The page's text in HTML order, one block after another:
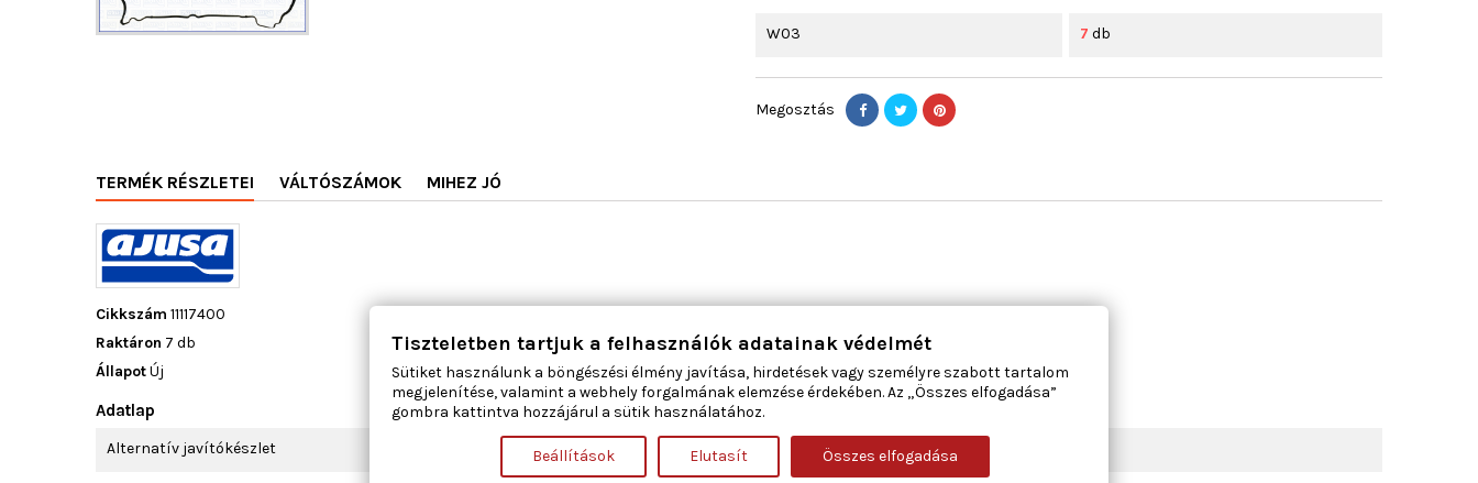
W03 7 db
Megosztás
TERMÉK RÉSZLETEI VÁLTÓSZÁMOK MIHEZ JÓ
Cikkszám 11117400
Raktáron 7 db
ÁllapotÚj
Adatlap
Alternatív javítókészlet
Tiszteletben tartjuk a felhasználók adatainak védelmét
Sütiket használunk a böngészési élmény javítása, hirdetések vagy személyre szabott tartalom
megjelenítése, valamint a webhely forgalmának elemzése érdekében. Az „Összes elfogadása”
gombra kattintva hozzájárul a sütik használatához.
Beállítások Elutasít Összes elfogadása